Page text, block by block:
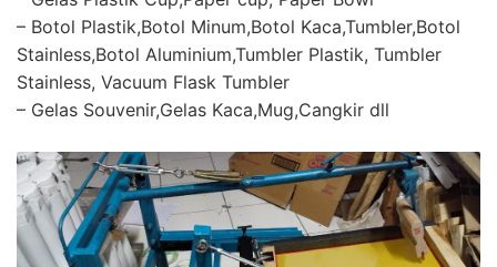
– Botol Plastik,Botol Minum,Botol Kaca,Tumbler,Botol
Stainless,Botol Aluminium,Tumbler Plastik, Tumbler
Stainless, Vacuum Flask Tumbler
– Gelas Souvenir,Gelas Kaca,Mug,Cangkir dll